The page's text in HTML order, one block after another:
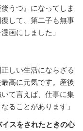
うつ』になってしま
して、第二子も無事
画にしました」
しい生活にならざる
高に元気です。産後
て言えば、仕事に集
ることがあります」
スをされたときの心